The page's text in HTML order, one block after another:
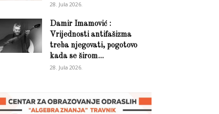
28. Jula 2026.
Damir Imamović :
Vrijednosti antifašizma
treba njegovati, pogotovo
kada se širom...
28. Jula 2026.